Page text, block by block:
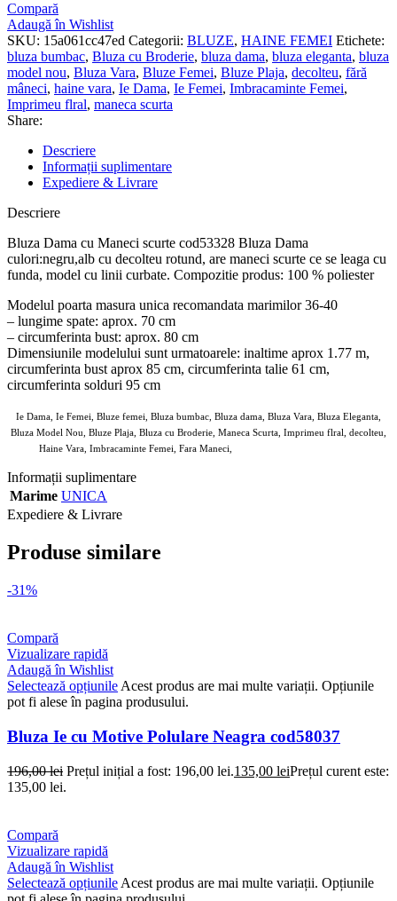
Compară
Adaugă în Wishlist
SKU: 15a061cc47ed Categorii: BLUZE, HAINE FEMEI Etichete:
bluza bumbac, Bluza cu Broderie, bluza dama, bluza eleganta, bluza
model nou, Bluza Vara, Bluze Femei, Bluze Plaja, decolteu, fără
mâneci, haine vara, Ie Dama, Ie Femei, Imbracaminte Femei,
Imprimeu flral, maneca scurta
Share:
Descriere
Informații suplimentare
Expediere & Livrare
Descriere
Bluza Dama cu Maneci scurte cod53328 Bluza Dama
culori:negru,alb cu decolteu rotund, are maneci scurte ce se leaga cu
funda, model cu linii curbate. Compozitie produs: 100 % poliester
Modelul poarta masura unica recomandata marimilor 36-40
– lungime spate: aprox. 70 cm
– circumferinta bust: aprox. 80 cm
Dimensiunile modelului sunt urmatoarele: inaltime aprox 1.77 m,
circumferinta bust aprox 85 cm, circumferinta talie 61 cm,
circumferinta solduri 95 cm
Ie Dama, Ie Femei, Bluze femei, Bluza bumbac, Bluza dama, Bluza Vara, Bluza Eleganta,
Bluza Model Nou, Bluze Plaja, Bluza cu Broderie, Maneca Scurta, Imprimeu flral, decolteu,
Haine Vara, Imbracaminte Femei, Fara Maneci,
Informații suplimentare
Marime UNICA
Expediere & Livrare
Produse similare
-31%
Compară
Vizualizare rapidă
Adaugă în Wishlist
Selectează opțiunile Acest produs are mai multe variații. Opțiunile
pot fi alese în pagina produsului.
Bluza Ie cu Motive Polulare Neagra cod58037
196,00lei Prețul inițial a fost: 196,00 lei.135,00 leiPrețul curent este:
135,00 lei.
Compară
Vizualizare rapidă
Adaugă în Wishlist
Selectează opțiunile Acest produs are mai multe variații. Opțiunile